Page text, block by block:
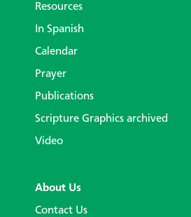
Resources
In Spanish
Calendar
Prayer
Publications
Scripture Graphics archived
Video
About Us
Contact Us